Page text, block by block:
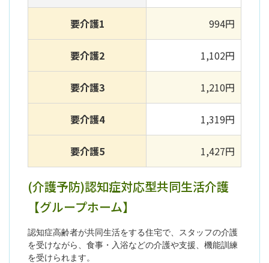
要介護1 994円
要介護2 1,102円
要介護3 1,210円
要介護4 1,319円
要介護5 1,427円
(介護予防)認知症対応型共同生活介護
【グループホーム】
認知症高齢者が共同生活をする住宅で、スタッフの介護
を受けながら、食事・入浴などの介護や支援、機能訓練
を受けられます。